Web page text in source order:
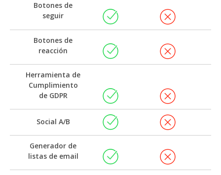
Botones de
seguir
Botones de
reacción
Herramienta de
Cumplimiento
de GDPR
Social A/B
Generador de
listas de email